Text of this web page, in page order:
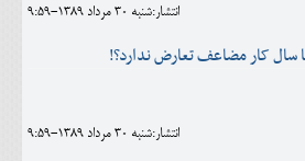
انتشار:شنبه 30 مرداد 1389-9:59
سال کار مضاعف تعارض ندارد؟!
انتشار:شنبه 30 مرداد 1389-9:59